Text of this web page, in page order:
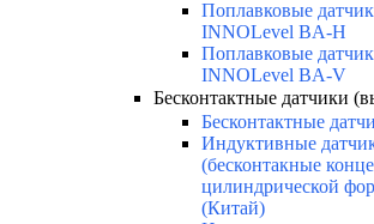
Поплавковые
INNOLevel BA-H
Поплавковые
INNOLevel BA-V
Бесконтактные датчики
Бесконтактные
Индуктивные
(бесконтакные
цилиндрической
(Китай)